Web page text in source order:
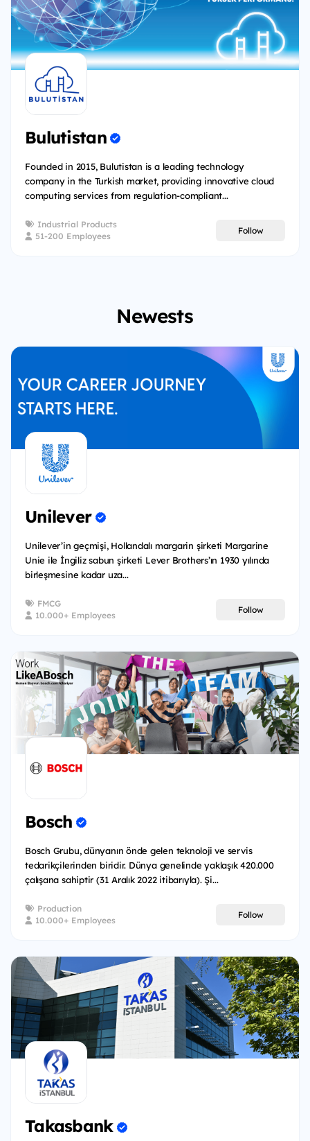
Bulutistan
Founded in 2015, Bulutistan is a leading technology
company in the Turkish market, providing innovative cloud
computing services from regulation-compliant...
Industrial Products
51-200 Employees
Follow
Newests
Unilever
Unilever’in geçmişi, Hollandalı margarin şirketi Margarine
Unie ile İngiliz sabun şirketi Lever Brothers’ın 1930 yılında
birleşmesine kadar uza...
FMCG
10.000+ Employees
Follow
Bosch
Bosch Grubu, dünyanın önde gelen teknoloji ve servis
tedarikçilerinden biridir. Dünya genelinde yaklaşık 420.000
çalışana sahiptir (31 Aralık 2022 itibarıyla). Şi...
Production
10.000+ Employees
Follow
Takasbank